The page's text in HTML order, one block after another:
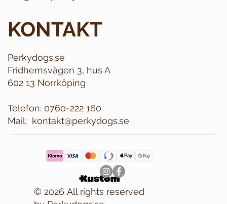
KONTAKT
Perkydogs.se
Fridhemsvägen 3, hus A
602 13 Norrköping
Telefon: 0760-222 160
kontakt@perkydogs.se
Mail:
© 2026 All rights reserved